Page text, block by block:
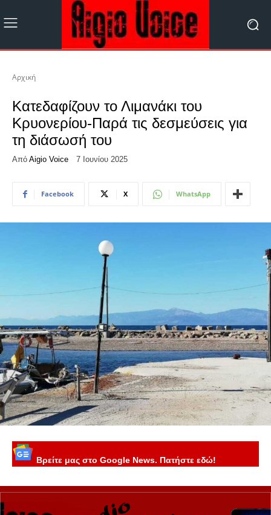
Αρχική
Κατεδαφίζουν το Λιμανάκι του
Κρυονερίου-Παρά τις δεσμεύσεις για
τη διάσωσή του
Από Aigio Voice 7 Ιουνίου 2025
Facebook X WhatsApp
Βρείτε μας στο Google News. Πατήστε εδώ!